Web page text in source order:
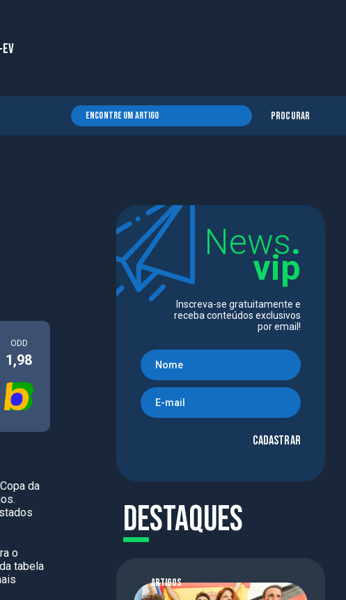
Procurar
ODD
1,98
da
o
tabela
News.
vip
Inscreva-se gratuitamente e
receba conteúdos exclusivos
por email!
Cadastrar
Destaques
ARTIGOS